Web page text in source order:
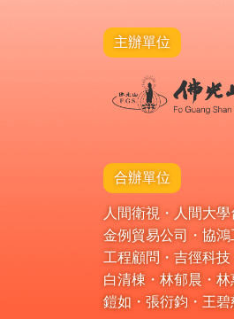
主辦單位
合辦單位
人間衛視・人間大
金例貿易公司・協
工程顧問・吉徑科
白清棟・林郁晨・
鎧如・張衍鈞・王